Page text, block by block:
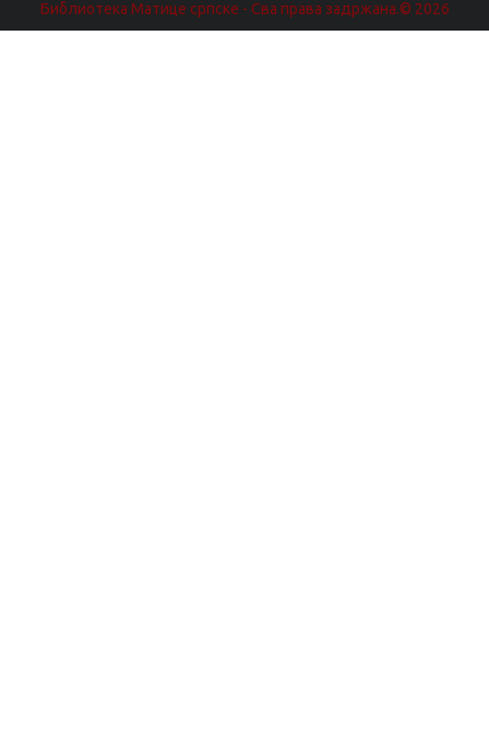
Библиотека Матице српске - Сва права задржана.© 2026